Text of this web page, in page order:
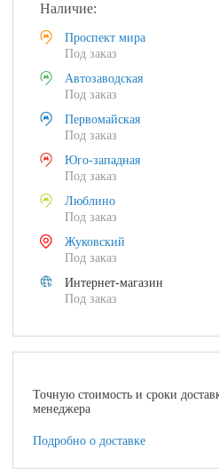
Наличие:
Проспект мира
Под заказ
Автозаводская
Под заказ
Первомайская
Под заказ
Юго-западная
Под заказ
Люблино
Под заказ
Жуковский
Под заказ
Интернет-магазин
Под заказ
Точную стоимость и сроки
менеджера
Подробно о доставке